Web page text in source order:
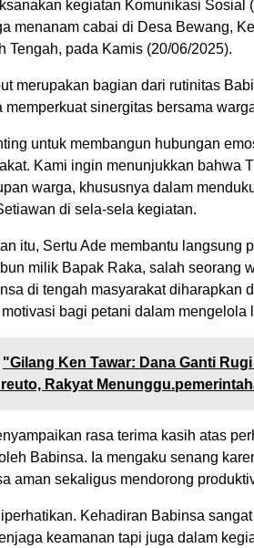
kegiatan Komunikasi Sosial
menanam cabai di Desa Bewang,
Tengah, pada Kamis (20/06/2025).
merupakan bagian dari rutinitas
memperkuat sinergitas bersama
untuk membangun hubungan
Kami ingin menunjukkan bahwa
warga, khususnya dalam
di sela-sela kegiatan.
itu, Sertu Ade membantu langsung
milik Bapak Raka, salah seorang
di tengah masyarakat diharapkan
bagi petani dalam mengelola
"Gilang Ken Tawar: Dana Ganti
Rakyat
rasa terima kasih atas
Babinsa. Ia mengaku senang
aman sekaligus mendorong
Kehadiran Babinsa
keamanan tapi juga dalam